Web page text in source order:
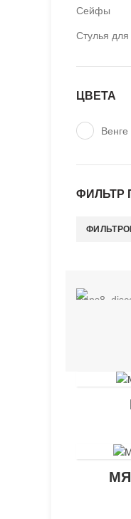
Сейфы
Стулья для
ЦВЕТА
ФИЛЬТР